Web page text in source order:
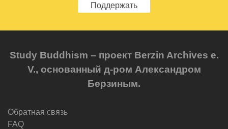
Поддержать
Study Buddhism – проект Berzin Archives e.
V., основанный д-ром Александром
Берзиным.
Обратная связь
FAQ